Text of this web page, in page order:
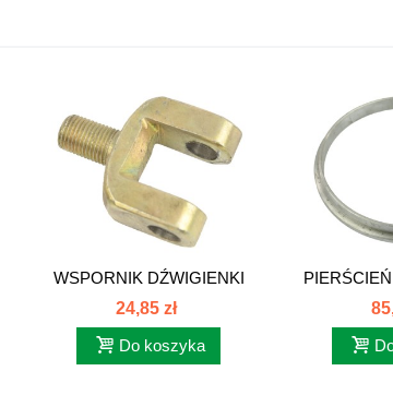
WSPORNIK DŹWIGIENKI
SPRZĘGŁA...
24,85 zł
Do koszyka
385